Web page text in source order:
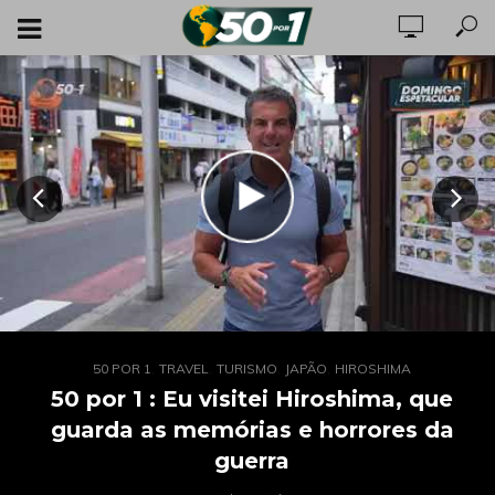
50 POR 1 ,TRAVEL ,TURISMO JAPÃO HIROSHIMA
50 por 1 : Eu visitei Hiroshima, que
guarda as memórias e horrores da
guerra
50 POR 1,TRAVEL,TURISMO,FILIPINAS
50 por 1: Filipinas apostam em cultura,
biodiversidade e wellness para atrair
turistas